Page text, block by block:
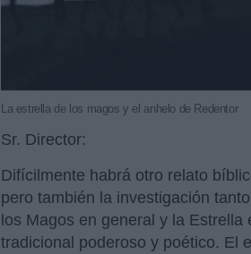
La estrella de los magos y el anhelo de Redentor
Sr. Director:
Difícilmente habrá otro relato
pero también la investigación
los Magos en general y la Estrella
tradicional poderoso y poético. El